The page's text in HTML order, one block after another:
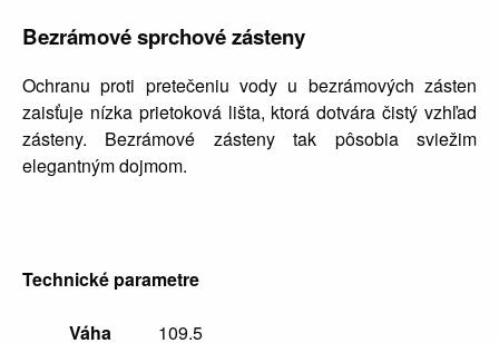
Bezrámové sprchové zásteny
Ochranu proti pretečeniu vody u bezrámových zásten
zaisťuje nízka prietoková lišta, ktorá dotvára čistý vzhľad
zásteny. Bezrámové zásteny tak pôsobia sviežim
elegantným dojmom.
Technické parametre
Váha 109.5